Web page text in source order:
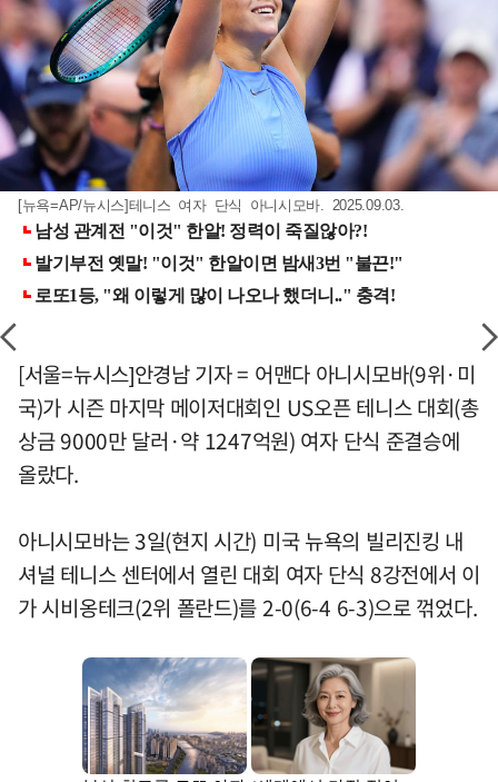
[뉴욕=AP/뉴시스]테니스 여자 단식 아니시모바. 2025.09.03.
[서울=뉴시스]안경남 기자 = 어맨다 아니시모바(9위·미
국)가 시즌 마지막 메이저대회인 US오픈 테니스 대회(총
상금 9000만 달러·약 1247억원) 여자 단식 준결승에
올랐다.
아니시모바는 3일(현지 시간) 미국 뉴욕의 빌리진킹 내
셔널 테니스 센터에서 열린 대회 여자 단식 8강전에서 이
가 시비옹테크(2위 폴란드)를 2-0(6-4 6-3)으로 꺾었다.